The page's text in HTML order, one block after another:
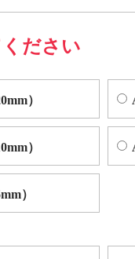
ださい
）
）
）